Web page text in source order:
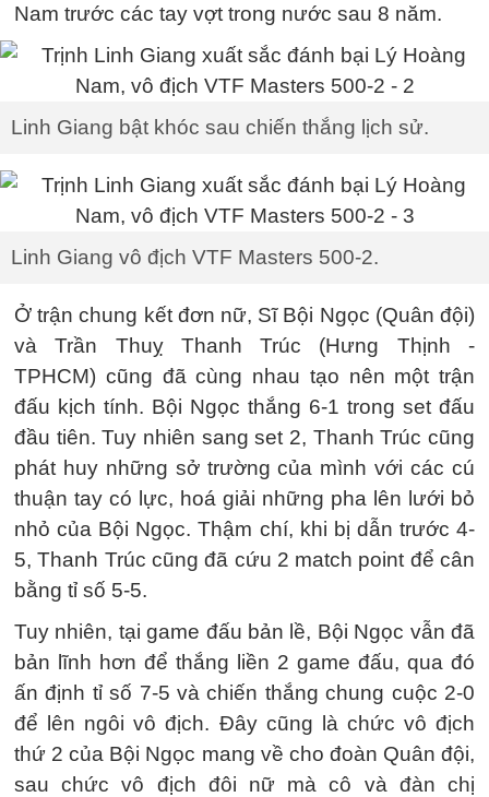
Nam trước các tay vợt trong nước sau 8 năm.
Linh Giang bật khóc sau chiến thắng lịch sử.
Linh Giang vô địch VTF Masters 500-2.
Ở trận chung kết đơn nữ, Sĩ Bội Ngọc (Quân đội)
và Trần Thuỵ Thanh Trúc (Hưng Thịnh -
TPHCM) cũng đã cùng nhau tạo nên một trận
đấu kịch tính. Bội Ngọc thắng 6-1 trong set đấu
đầu tiên. Tuy nhiên sang set 2, Thanh Trúc cũng
phát huy những sở trường của mình với các cú
thuận tay có lực, hoá giải những pha lên lưới bỏ
nhỏ của Bội Ngọc. Thậm chí, khi bị dẫn trước 4-
5, Thanh Trúc cũng đã cứu 2 match point để cân
bằng tỉ số 5-5.
Tuy nhiên, tại game đấu bản lề, Bội Ngọc vẫn đã
bản lĩnh hơn để thắng liền 2 game đấu, qua đó
ấn định tỉ số 7-5 và chiến thắng chung cuộc 2-0
để lên ngôi vô địch. Đây cũng là chức vô địch
thứ 2 của Bội Ngọc mang về cho đoàn Quân đội,
sau chức vô địch đôi nữ mà cô và đàn chị